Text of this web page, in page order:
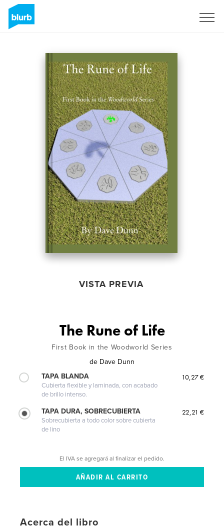
VISTA PREVIA
The Rune of Life
First Book in the Woodworld Series
de Dave Dunn
TAPA BLANDA
Cubierta flexible y laminada, con acabado
de brillo intenso.
10,27 €
TAPA DURA, SOBRECUBIERTA
Sobrecubierta a todo color sobre cubierta
de lino
22,21 €
El IVA se agregará al finalizar el pedido.
Acerca del libro